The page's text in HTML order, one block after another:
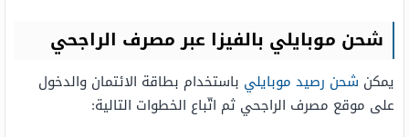
شحن موبايلي بالفيزا عبر مصرف الراجحي
يمكن شحن رصيد موبايلي باستخدام بطاقة الائتمان والدخول
على موقع مصرف الراجحي ثم اتّباع الخطوات التالية: